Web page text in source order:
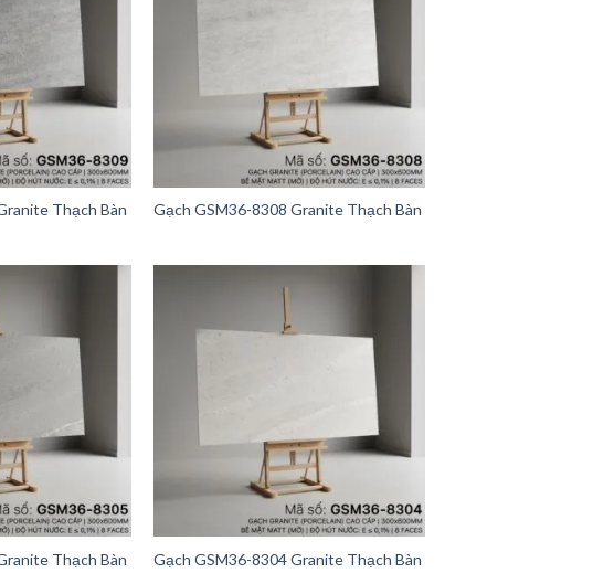
Thạch Bàn Gạch GSM36-8308 Granite Thạch Bàn
Thạch Bàn Gạch GSM36-8304 Granite Thạch Bàn